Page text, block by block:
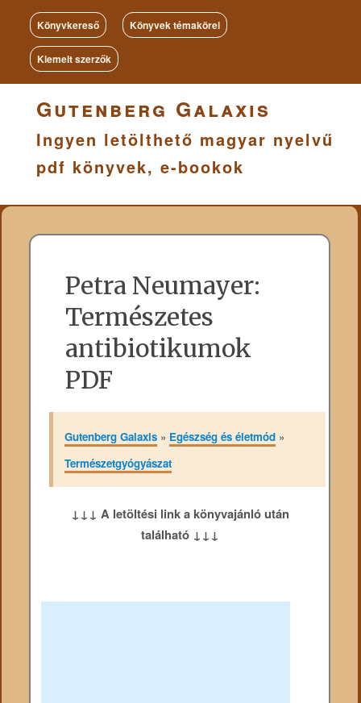
Könyvkereső Könyvek témakörei
Kiemelt szerzők
Gutenberg Galaxis
Ingyen letölthető magyar nyelvű
pdf könyvek, e-bookok
Petra Neumayer:
Természetes
antibiotikumok
PDF
Gutenberg Galaxis» Egészség és életmód»
Természetgyógyászat
↓↓↓ A letöltési link a könyvajánló után
található ↓↓↓